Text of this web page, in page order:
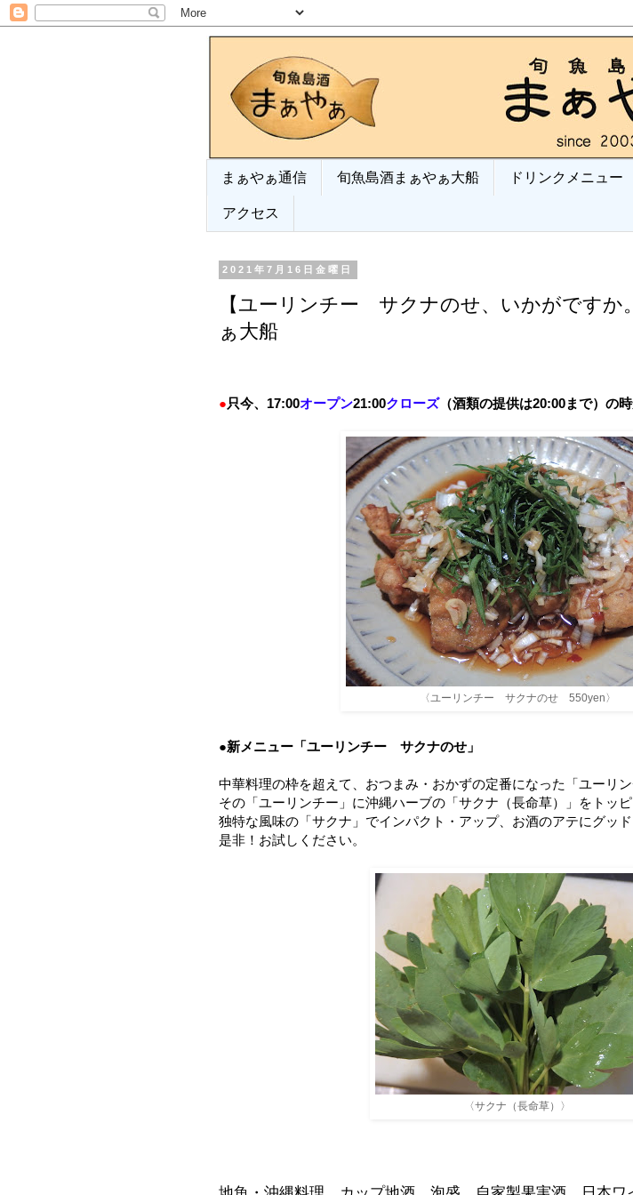
まぁやぁ通信 旬魚島酒まぁやぁ大船 ドリンクメニュー
アクセス
2021年7月16日金曜日
【ユーリンチー サクナのせ、いかがですか
ぁ大船
●只今、17:00オープン21:00クローズ（酒類の提供は20:00まで）の
〈ユーリンチー サクナのせ 550yen〉
●新メニュー「ユーリンチー サクナのせ」
中華料理の枠を超えて、おつまみ・おかずの定番になった「ユーリン
その「ユーリンチー」に沖縄ハーブの「サクナ（長命草）」をトッピ
独特な風味の「サクナ」でインパクト・アップ、お酒のアテにグッド
是非！お試しください。
〈サクナ（長命草）〉